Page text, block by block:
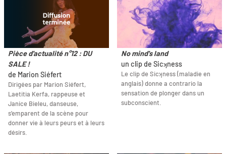
Pièce d'actualité n°12 : DU
SALE !
de Marion Siéfert
Dirigées par Marion Siéfert,
Laetitia Kerfa, rappeuse et
Janice Bieleu, danseuse,
s’emparent de la scène pour
donner vie à leurs peurs et à leurs
désirs.
No mind's land
un clip de Sicʞness
Le clip de Sicʞness (maladie en
anglais) donne a contrario la
sensation de plonger dans un
subconscient.